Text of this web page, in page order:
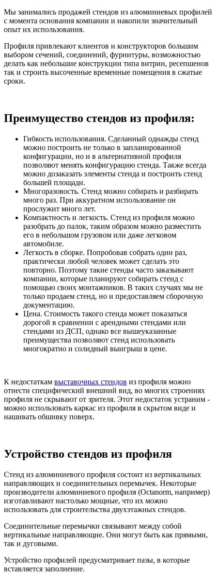
Мы занимались продажей стендов из алюминиевых профилей
с момента основания компании и накопили значительный
опыт их использования.
Профиля привлекают клиентов и конструкторов большим
выбором сечений, соединений, фурнитуры, возможностью
делать как небольшие конструкции типа витрин, ресепшенов
так и строить высоченные временные помещения в сжатые
сроки.
Преимущество стендов из профиля:
Гибкость использования. Сделанный однажды стенд
можно построить не только в запланированной
конфигурации, но и в альтернативной профиля
позволяют менять конфигурацию стенда. Также всегда
можно дозаказать элементы стенда и построить стенд
большей площади.
Многоразовость. Стенд можно собирать и разбирать
много раз. При аккуратном использование он
прослужит много лет.
Компактность и легкость. Стенд из профиля можно
разобрать до палок, таким образом можно разместить
его в небольшом грузовом или даже легковом
автомобиле.
Легкость в сборке. Попробовав собрать один раз,
практически любой человек может сделать это
повторно. Поэтому такие стенды часто заказывают
компании, которые планируют собирать стенд с
помощью своих монтажников. В таких случаях мы не
только продаем стенд, но и предоставляем сборочную
документацию.
Цена. Стоимость такого стенда может показаться
дорогой в сравнении с арендными стендами или
стендами из ДСП, однако все вышеуказанные
преимущества позволяют стенд использовать
многократно и солидный выигрыш в цене.
К недостаткам выставочных стендов из профиля можно
отнести специфический внешний вид, во многих строениях
профиля не скрывают от зрителя. Этот недостаток устраним -
можно использовать каркас из профиля в скрытом виде и
нашивать обшивку поверх.
Устройство стендов из профиля
Стенд из алюминиевого профиля состоит из вертикальных
направляющих и соединительных перемычек. Некоторые
производители алюминиевого профиля (Octanorm, например)
изготавливают настолько мощные, что их можно
использовать для строительства двухэтажных стендов.
Соединительные перемычки связывают между собой
вертикальные направляющие. Они могут быть как прямыми,
так и дуговыми.
Устройство профилей предусматривает пазы, в которые
вставляется заполнение.